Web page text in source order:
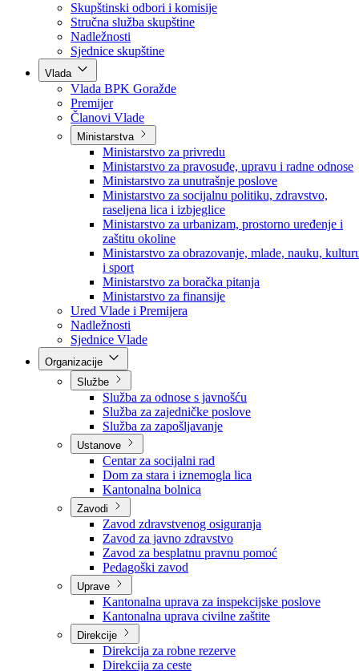
Poslanici po strankama
Poslanici po klubovima naroda
Kolegij skupštine
Skupštinski odbori i komisije
Stručna služba skupštine
Nadležnosti
Sjednice skupštine
Vlada
Vlada BPK Goražde
Premijer
Članovi Vlade
Ministarstva
Ministarstvo za privredu
Ministarstvo za pravosuđe, upravu i radne odnose
Ministarstvo za unutrašnje poslove
Ministarstvo za socijalnu politiku, zdravstvo,
raseljena lica i izbjeglice
Ministarstvo za urbanizam, prostorno uređenje i
zaštitu okoline
Ministarstvo za obrazovanje, mlade, nauku,
i sport
Ministarstvo za boračka pitanja
Ministarstvo za finansije
Ured Vlade i Premijera
Nadležnosti
Sjednice Vlade
Službe
Služba za odnose s javnošću
Služba za zajedničke poslove
Služba za zapošljavanje
Ustanove
Centar za socijalni rad
Dom za stara i iznemogla lica
Kantonalna bolnica
Zavodi
Zavod zdravstvenog osiguranja
Zavod za javno zdravstvo
Zavod za besplatnu pravnu pomoć
Pedagoški zavod
Uprave
Kantonalna uprava za inspekcijske poslove
Kantonalna uprava civilne zaštite